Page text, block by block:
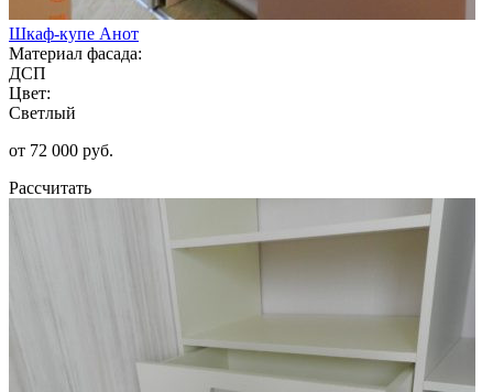
Шкаф-купе Анот
Материал фасада:
ДСП
Цвет:
Светлый
от 72 000 руб.
Рассчитать